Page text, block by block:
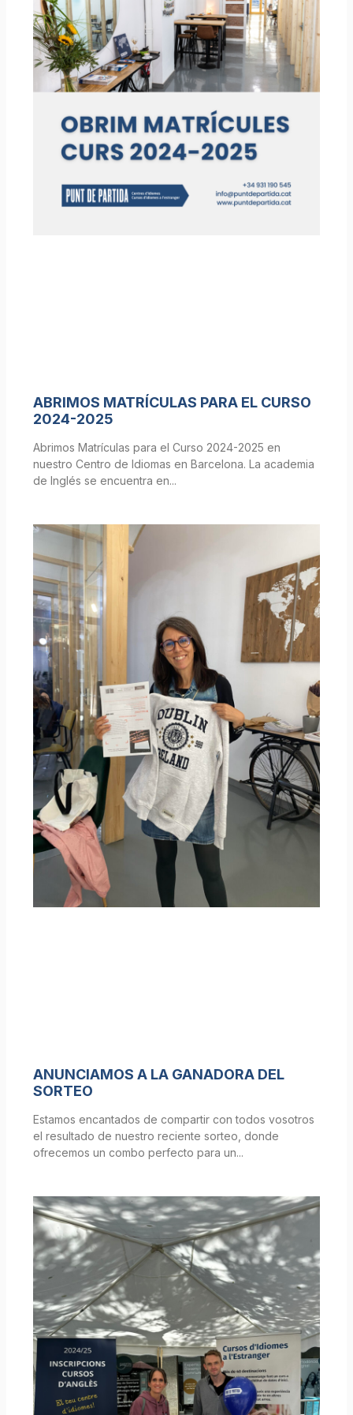
ABRIMOS MATRÍCULAS PARA EL CURSO
2024-2025
Abrimos Matrículas para el Curso 2024-2025 en
nuestro Centro de Idiomas en Barcelona. La academia
de Inglés se encuentra en
ANUNCIAMOS A LA GANADORA DEL
SORTEO
Estamos encantados de compartir con todos vosotros
el resultado de nuestro reciente sorteo, donde
ofrecemos un combo perfecto para un